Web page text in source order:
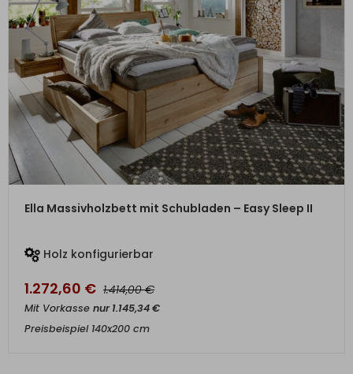
ZUM PRODUKT
Ella Massivholzbett mit Schubladen – Easy Sleep II
Holz konfigurierbar
1.272,60 € 1.414,00€
Mit Vorkasse nur1.145,34€
Preisbeispiel 140x200 cm